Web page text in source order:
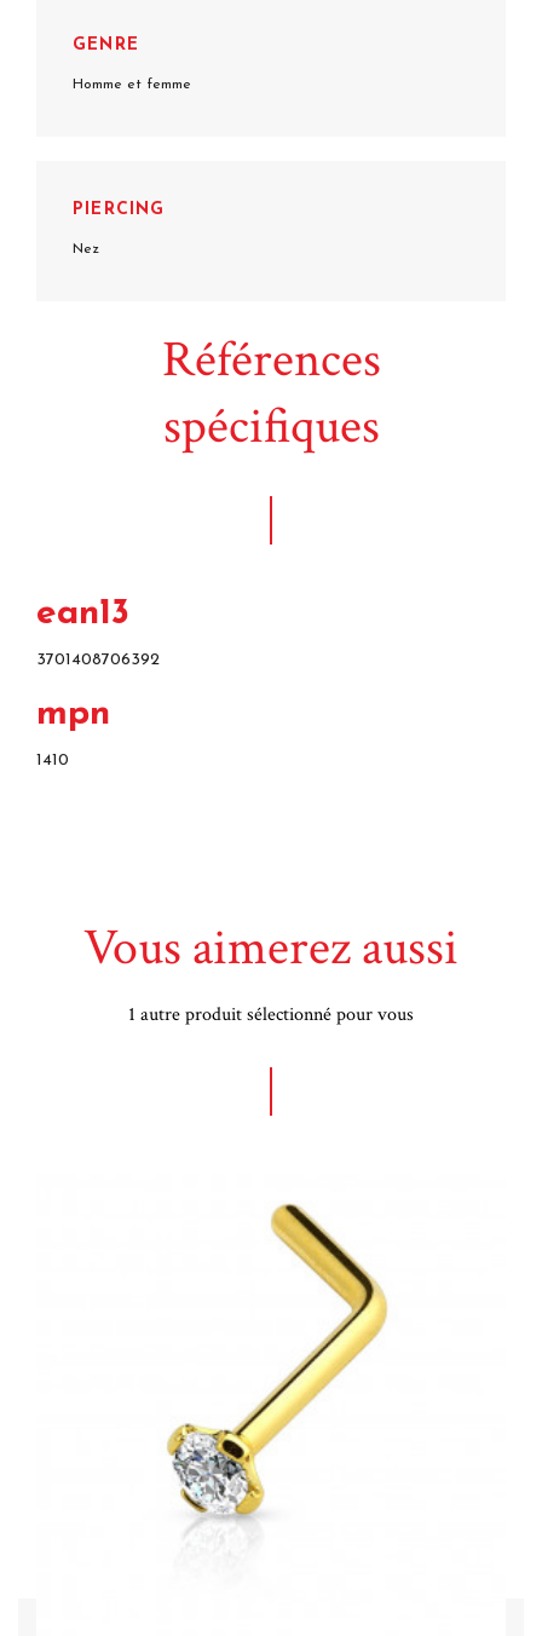
GENRE
Homme et femme
PIERCING
Nez
Références
spécifiques
ean13
3701408706392
mpn
1410
Vous aimerez aussi
1 autre produit sélectionné pour vous